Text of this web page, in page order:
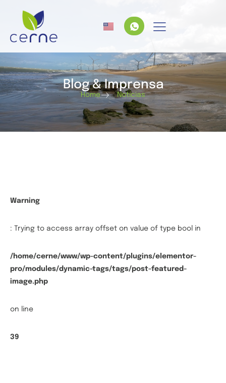
Blog & Imprensa
Home Notícias
Warning
: Trying to access array offset on value of type bool in
/home/cerne/www/wp-content/plugins/elementor-
pro/modules/dynamic-tags/tags/post-featured-
image.php
on line
39